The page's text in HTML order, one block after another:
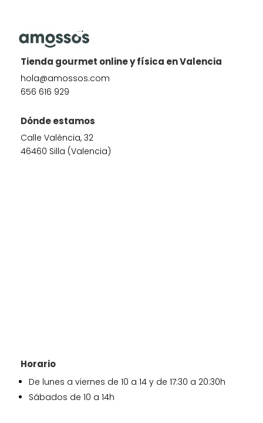
Tienda gourmet online y física en Valencia
hola@amossos.com
656 616 929
Dónde estamos
Calle València, 32
46460 Silla (Valencia)
Horario
De lunes a viernes de 10 a 14 y de 17:30 a 20:30h
Sábados de 10 a 14h